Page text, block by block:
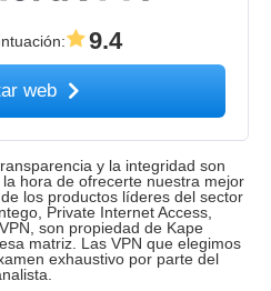
: 9.4
web
y la integridad son
hora de ofrecerte nuestra mejor
los productos líderes del sector
Private Internet Access,
son propiedad de Kape
matriz. Las VPN que elegimos
exhaustivo por parte del